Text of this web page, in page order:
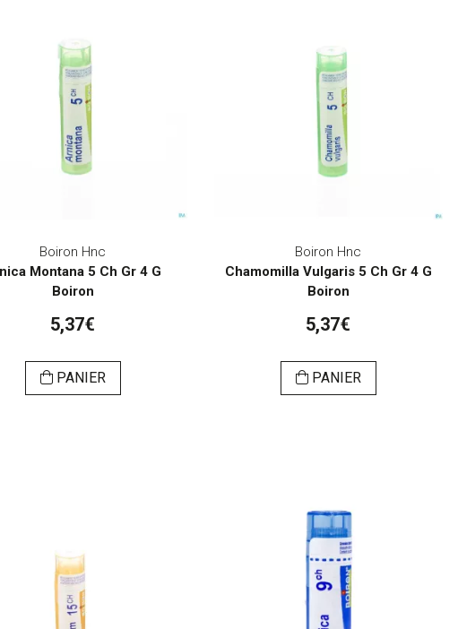
Boiron Hnc
Montana 5 Ch Gr 4 G
Boiron
5,37€
PANIER
Boiron Hnc
Chamomilla Vulgaris 5 Ch Gr 4 G
Boiron
5,37€
PANIER